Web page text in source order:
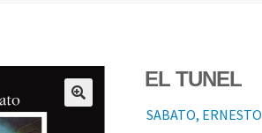
EL TUNEL
SABATO, ERNESTO